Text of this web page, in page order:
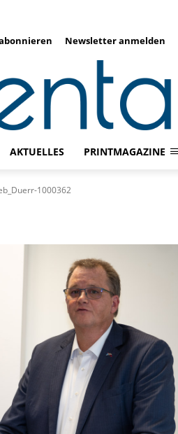
Newsletter anmelden
AKTUELLES PRINTMAGAZINE
1000362